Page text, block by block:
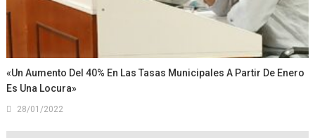
«Un Aumento Del 40% En Las Tasas Municipales A Partir De Enero
Es Una Locura»
28/01/2022